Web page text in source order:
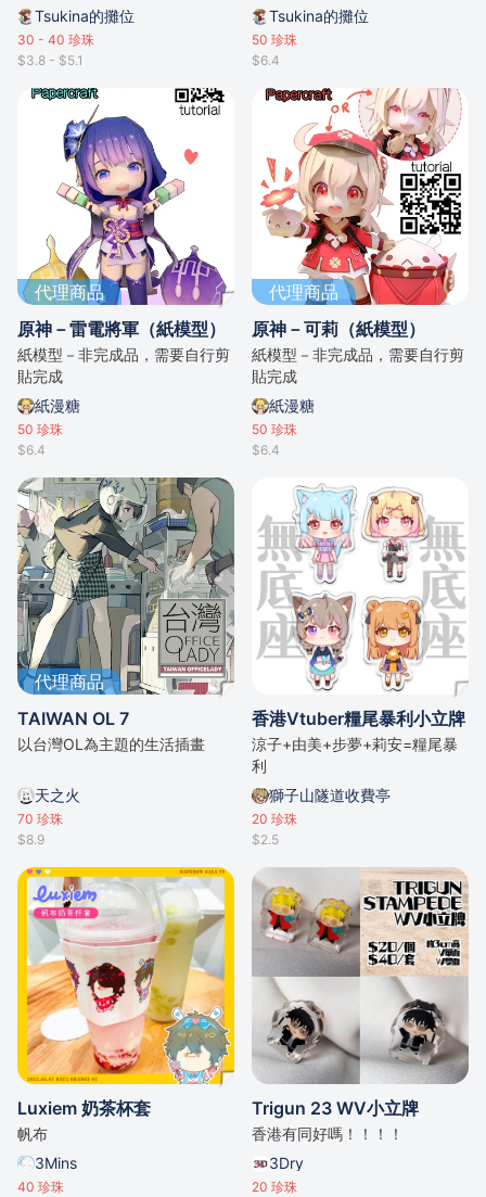
Tsukina的攤位
30 - 40 珍珠
$3.8 - $5.1
Tsukina的攤位
50 珍珠
$6.4
代理商品
原神－雷電將軍（紙模型）
紙模型－非完成品，需要自行剪
貼完成
紙漫糖
50 珍珠
$6.4
代理商品
原神－可莉（紙模型）
紙模型－非完成品，需要自行剪
貼完成
紙漫糖
50 珍珠
$6.4
代理商品
TAIWAN OL 7
以台灣OL為主題的生活插畫
天之火
70 珍珠
$8.9
香港Vtuber糧尾暴利小立牌
涼子+由美+步夢+莉安=糧尾暴
利
獅子山隧道收費亭
20 珍珠
$2.5
Luxiem 奶茶杯套
帆布
3Mins
40 珍珠
Trigun 23 WV小立牌
香港有同好嗎！！！！
3Dry
20 珍珠